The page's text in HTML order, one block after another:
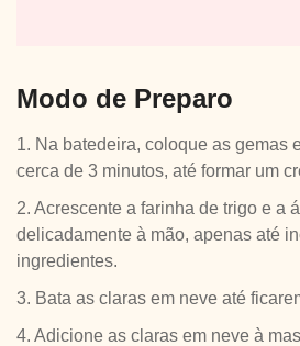
Modo de Preparo
1. Na batedeira, coloque as gemas
cerca de 3 minutos, até formar um
2. Acrescente a farinha de trigo e a
delicadamente à mão, apenas até
ingredientes.
3. Bata as claras em neve até
4. Adicione as claras em neve à